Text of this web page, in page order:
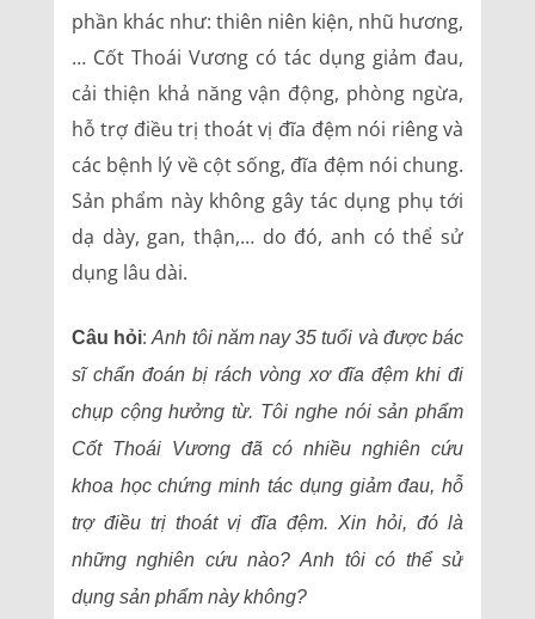
phần khác như: thiên niên kiện, nhũ hương,
… Cốt Thoái Vương có tác dụng giảm đau,
cải thiện khả năng vận động, phòng ngừa,
hỗ trợ điều trị thoát vị đĩa đệm nói riêng và
các bệnh lý về cột sống, đĩa đệm nói chung.
Sản phẩm này không gây tác dụng phụ tới
dạ dày, gan, thận,… do đó, anh có thể sử
dụng lâu dài.
Câu hỏi:Anh tôi năm nay 35 tuổi và được bác
sĩ chẩn đoán bị rách vòng xơ đĩa đệm khi đi
chụp cộng hưởng từ. Tôi nghe nói sản phẩm
Cốt Thoái Vương đã có nhiều nghiên cứu
khoa học chứng minh tác dụng giảm đau, hỗ
trợ điều trị thoát vị đĩa đệm. Xin hỏi, đó là
những nghiên cứu nào? Anh tôi có thể sử
dụng sản phẩm này không?